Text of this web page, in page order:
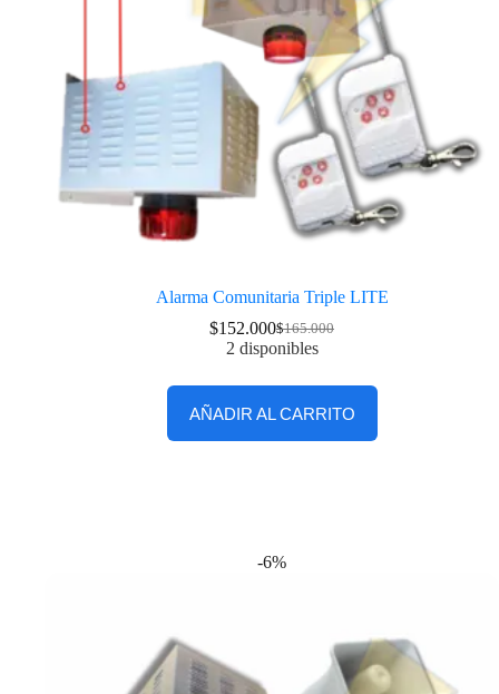
Alarma Comunitaria Triple LITE
$165.000
$152.000
2 disponibles
AÑADIR AL CARRITO
-6%